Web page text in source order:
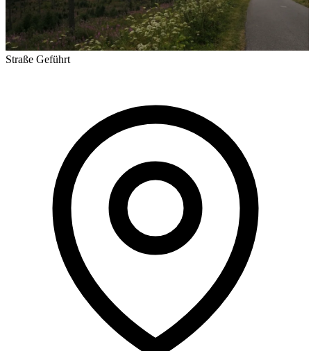
Straße Geführt